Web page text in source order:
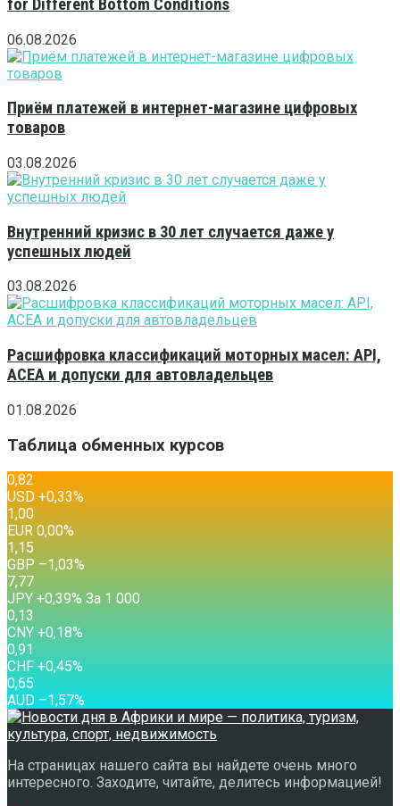
for Different Bottom Conditions
06.08.2026
Приём платежей в интернет-магазине цифровых
товаров
03.08.2026
Внутренний кризис в 30 лет случается даже у
успешных людей
03.08.2026
Расшифровка классификаций моторных масел: API,
ACEA и допуски для автовладельцев
01.08.2026
Таблица обменных курсов
0,82
USD +0,33%
1,00
EUR 0,00%
1,15
GBP –1,03%
7,77
JPY +0,39% За 1 000
0,13
CNY +0,18%
0,91
CHF +0,45%
0,65
AUD –1,57%
На страницах нашего сайта вы найдете очень много
интересного. Заходите, читайте, делитесь информацией!